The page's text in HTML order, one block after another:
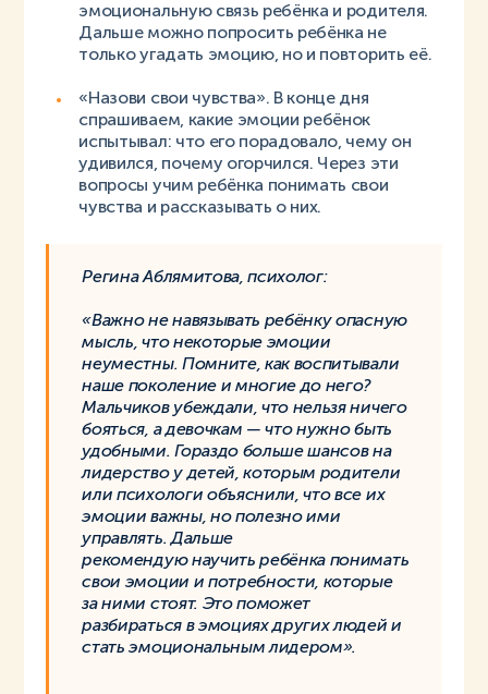
эмоциональную связь ребёнка и родителя.
Дальше можно попросить ребёнка не
только угадать эмоцию, но и повторить её.
«Назови свои чувства». В конце дня
спрашиваем, какие эмоции ребёнок
испытывал: что его порадовало, чему он
удивился, почему огорчился. Через эти
вопросы учим ребёнка понимать свои
чувства и рассказывать о них.
Регина Аблямитова, психолог:
«Важно не навязывать ребёнку опасную
мысль, что некоторые эмоции
неуместны. Помните, как воспитывали
наше поколение и многие до него?
Мальчиков убеждали, что нельзя ничего
бояться, а девочкам — что нужно быть
удобными. Гораздо больше шансов на
лидерство у детей, которым родители
или психологи объяснили, что все их
эмоции важны, но полезно ими
управлять. Дальше
рекомендую научить ребёнка понимать
свои эмоции и потребности, которые
за ними стоят. Это поможет
разбираться в эмоциях других людей и
стать эмоциональным лидером».